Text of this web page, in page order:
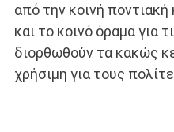
από την κοινή
και το κοινό όραμα για
διορθωθούν τα κακώς
χρήσιμη για τους